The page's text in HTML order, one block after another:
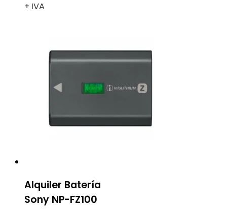
+ IVA
Alquiler Batería
Sony NP-FZ100